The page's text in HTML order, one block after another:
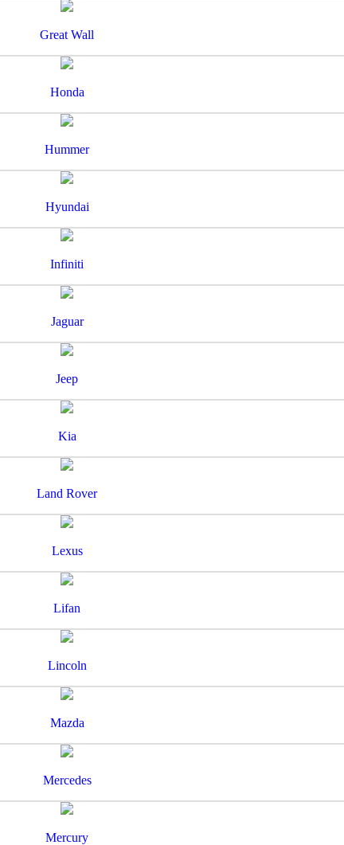
Great Wall
Honda
Hummer
Hyundai
Infiniti
Jaguar
Jeep
Kia
Land Rover
Lexus
Lifan
Lincoln
Mazda
Mercedes
Mercury